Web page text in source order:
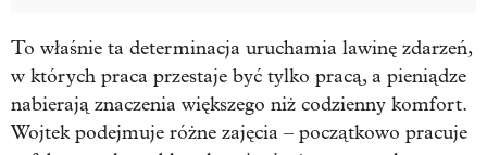
To właśnie ta determinacja uruchamia lawinę zdarzeń,
w których praca przestaje być tylko pracą, a pieniądze
nabierają znaczenia większego niż codzienny komfort.
Wojtek podejmuje różne zajęcia – początkowo pracuje